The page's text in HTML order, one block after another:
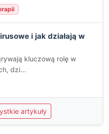
i jak działają w
kluczową rolę w
dzi...
artykuły